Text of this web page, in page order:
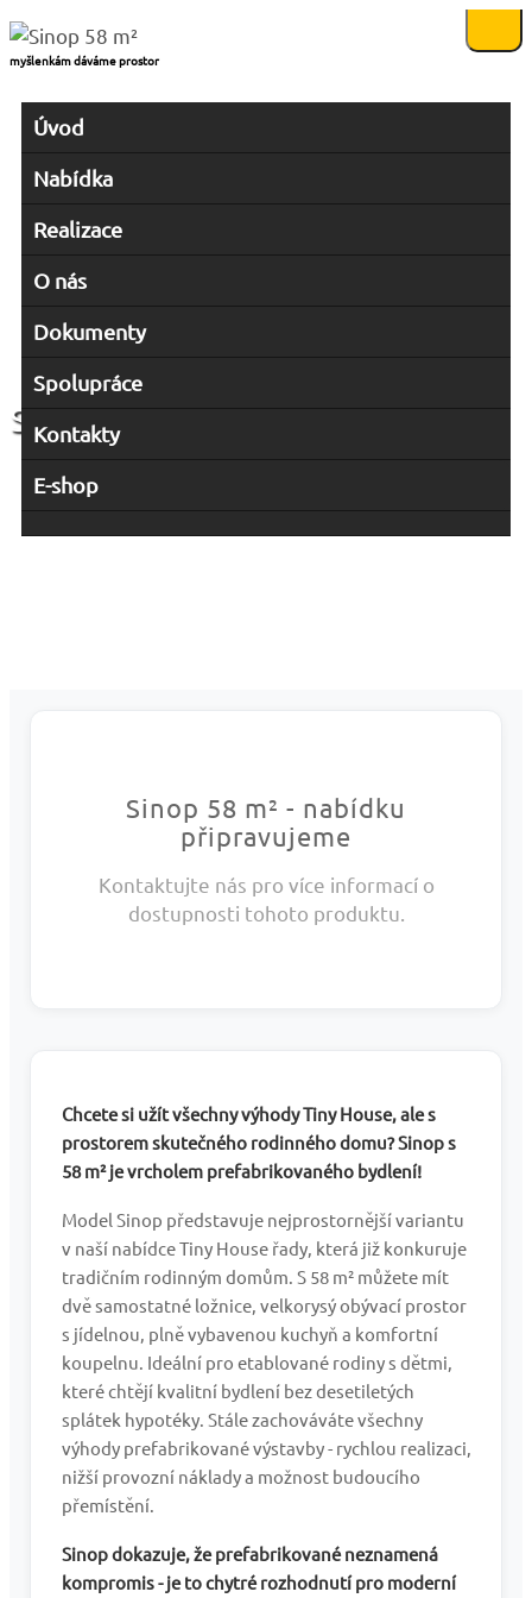
myšlenkám dáváme prostor
Úvod
Nabídka
Realizace
O nás
Dokumenty
Spolupráce
Kontakty
E-shop
Sinop 58 m²
Sinop 58 m² - nabídku
připravujeme
Kontaktujte nás pro více informací o
dostupnosti tohoto produktu.
Chcete si užít všechny výhody Tiny House, ale s
prostorem skutečného rodinného domu? Sinop s
58 m² je vrcholem prefabrikovaného bydlení!
Model Sinop představuje nejprostornější variantu
v naší nabídce Tiny House řady, která již konkuruje
tradičním rodinným domům. S 58 m² můžete mít
dvě samostatné ložnice, velkorysý obývací prostor
s jídelnou, plně vybavenou kuchyň a komfortní
koupelnu. Ideální pro etablované rodiny s dětmi,
které chtějí kvalitní bydlení bez desetiletých
splátek hypotéky. Stále zachováváte všechny
výhody prefabrikované výstavby - rychlou realizaci,
nižší provozní náklady a možnost budoucího
přemístění.
Sinop dokazuje, že prefabrikované neznamená
kompromis - je to chytré rozhodnutí pro moderní